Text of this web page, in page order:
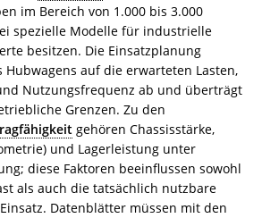
im Bereich von 1.000 bis 3.000
spezielle Modelle für industrielle
besitzen. Die Einsatzplanung
auf die erwarteten Lasten,
Nutzungsfrequenz ab und überträgt
Grenzen. Zu den
gehören Chassisstärke,
und Lagerleistung unter
diese Faktoren beeinflussen sowohl
als auch die tatsächlich nutzbare
Datenblätter müssen mit den